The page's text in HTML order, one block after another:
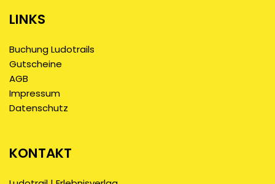
LINKS
Buchung Ludotrails
Gutscheine
AGB
Impressum
Datenschutz
KONTAKT